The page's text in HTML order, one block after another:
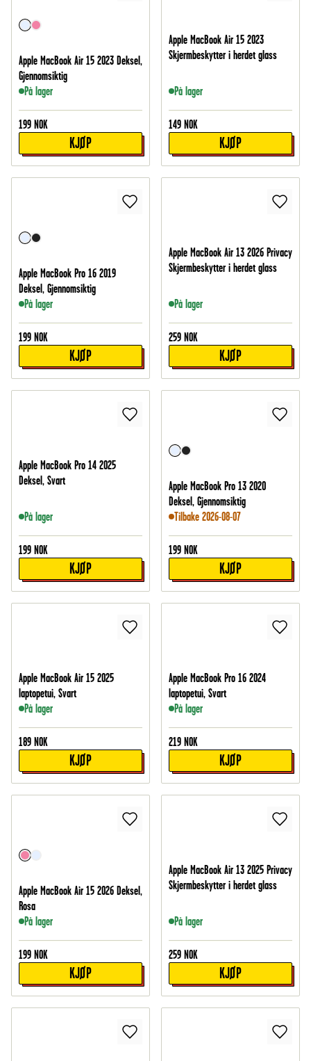
Apple MacBook Air 15 2023 Deksel,
Gjennomsiktig
På lager
199 NOK
KJØP
Apple MacBook Air 15 2023
Skjermbeskytter i herdet glass
På lager
149 NOK
KJØP
Apple MacBook Pro 16 2019
Deksel, Gjennomsiktig
På lager
199 NOK
KJØP
Apple MacBook Air 13 2026 Privacy
Skjermbeskytter i herdet glass
På lager
259 NOK
KJØP
Apple MacBook Pro 14 2025
Deksel, Svart
På lager
199 NOK
KJØP
Apple MacBook Pro 13 2020
Deksel, Gjennomsiktig
Tilbake 2026-08-07
199 NOK
KJØP
Apple MacBook Air 15 2025
laptopetui, Svart
På lager
189 NOK
KJØP
Apple MacBook Pro 16 2024
laptopetui, Svart
På lager
219 NOK
KJØP
Apple MacBook Air 15 2026 Deksel,
Rosa
På lager
199 NOK
KJØP
Apple MacBook Air 13 2025 Privacy
Skjermbeskytter i herdet glass
På lager
259 NOK
KJØP